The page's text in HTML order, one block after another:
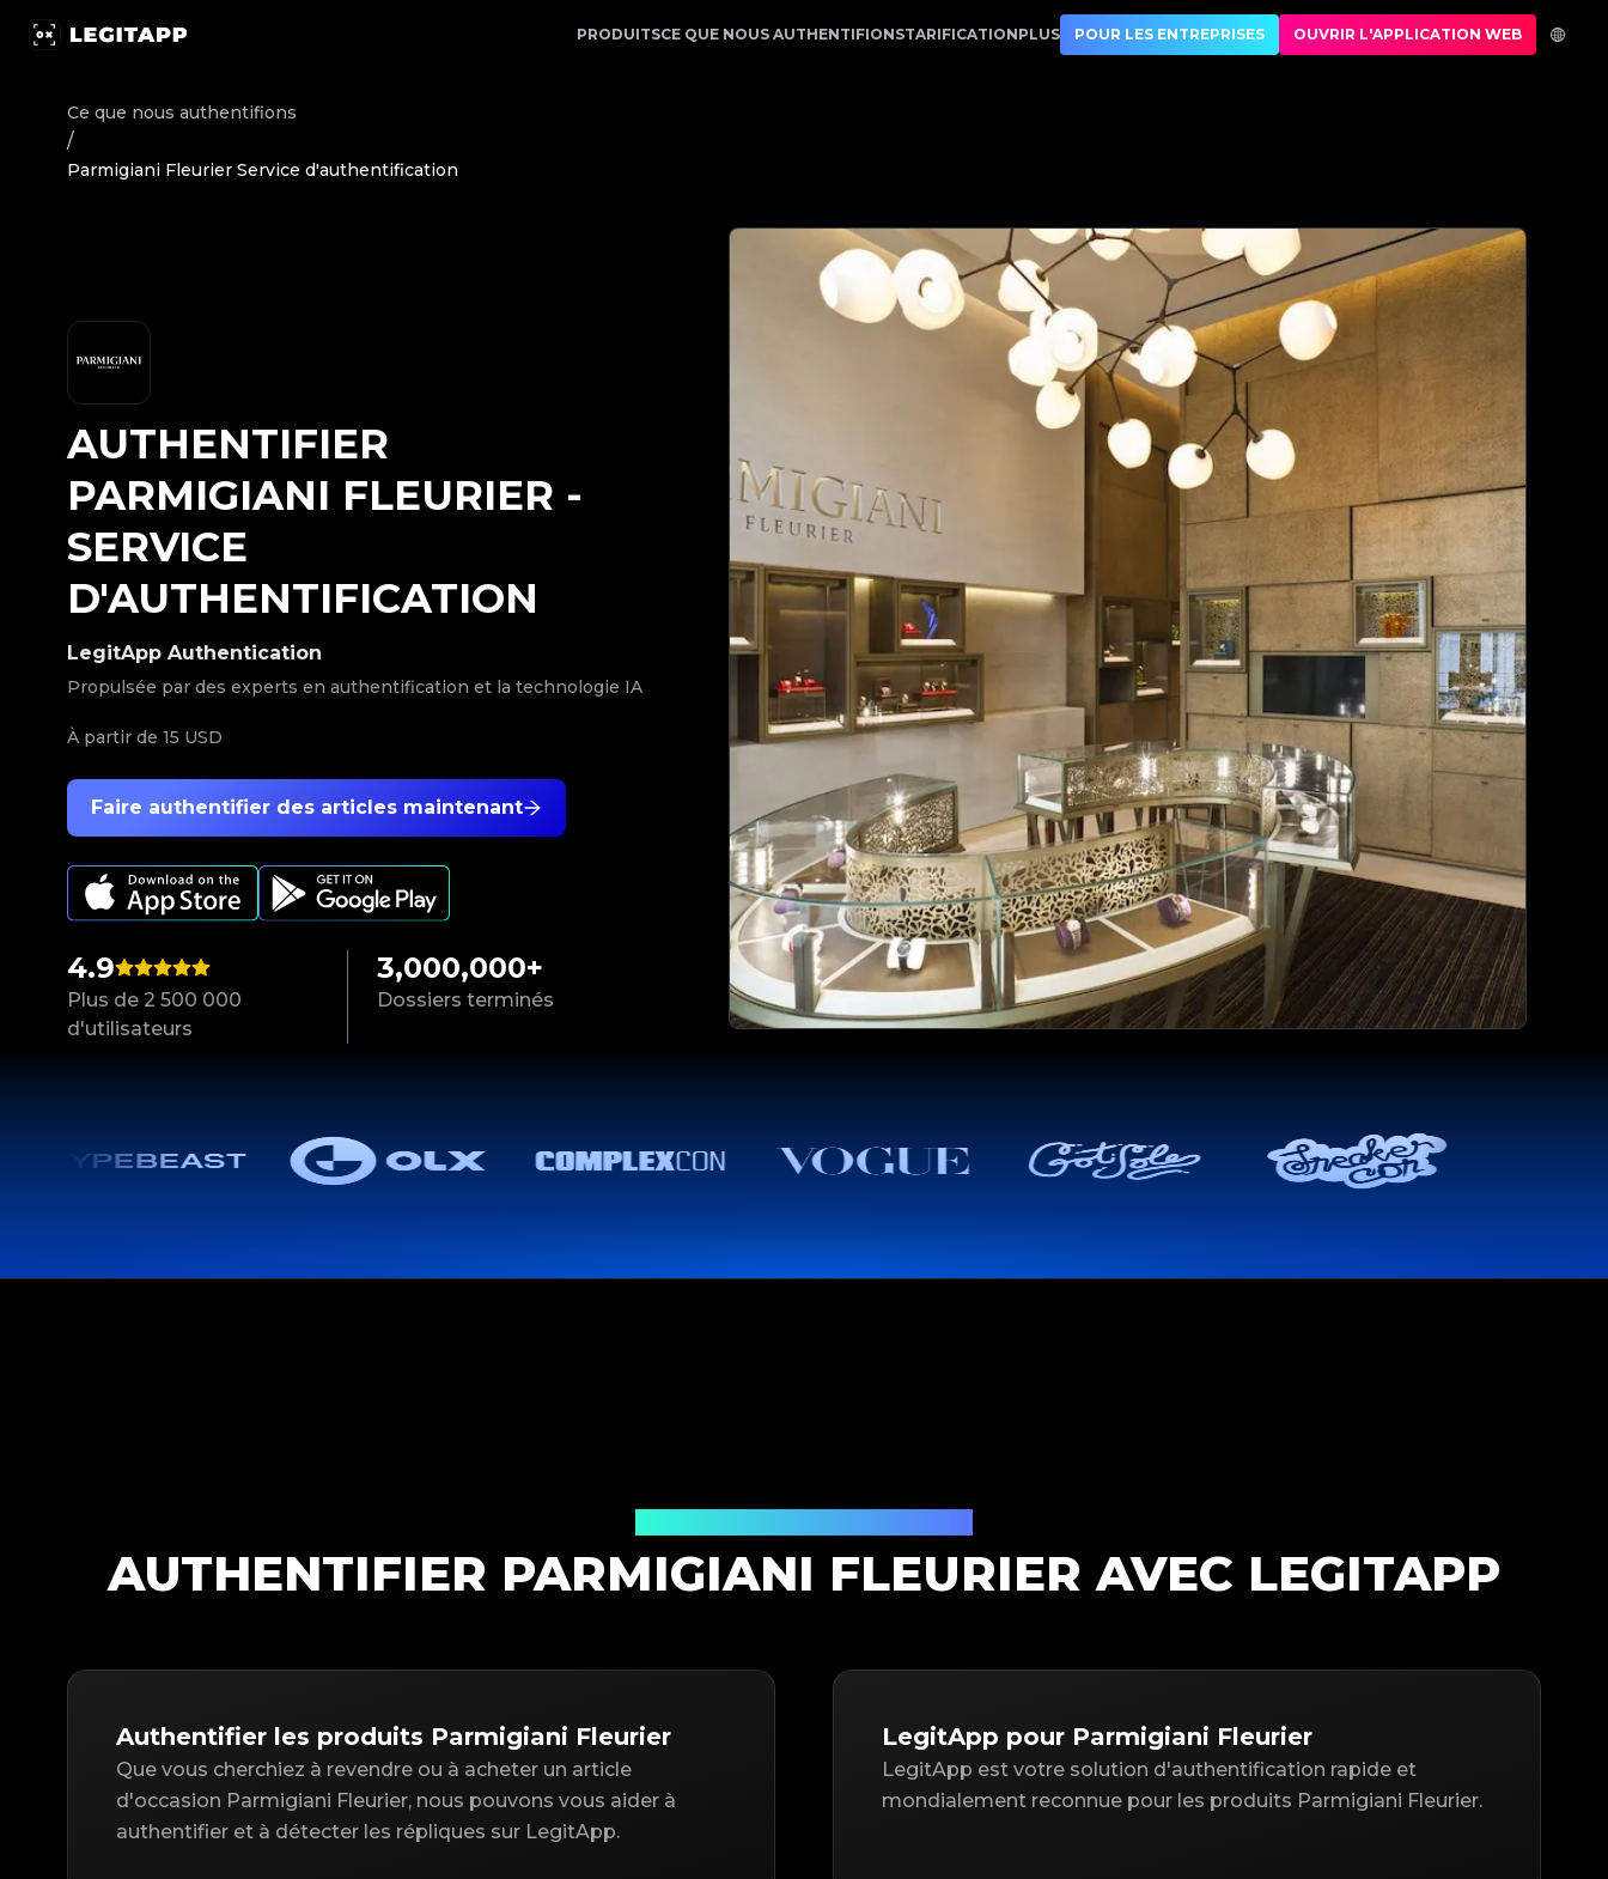
Authentifier Parmigiani Fleurier - Service d'authentification | LegitApp | Votre partenaire de confiance pour l'authentification de luxe | No.1 Best Authentication
PRODUITSCE QUE NOUS AUTHENTIFIONSTARIFICATIONPLUS POUR LES ENTREPRISES OUVRIR L'APPLICATION WEB
Ce que nous authentifions
/
Parmigiani Fleurier Service d'authentification
4.9
Plus de 2 500 000
d'utilisateurs
3,000,000+
Dossiers terminés
Faire authentifier des articles maintenant
LegitApp Authentication
Propulsée par des experts en authentification et la technologie IA
À partir de 15 USD
AUTHENTIFIER
PARMIGIANI FLEURIER -
SERVICE
D'AUTHENTIFICATION
AUTHENTIFIER PARMIGIANI FLEURIER AVEC LEGITAPP
Authentifier les produits Parmigiani Fleurier
Que vous cherchiez à revendre ou à acheter un article
d'occasion Parmigiani Fleurier, nous pouvons vous aider à
authentifier et à détecter les répliques sur LegitApp.
LegitApp pour Parmigiani Fleurier
LegitApp est votre solution d'authentification rapide et
mondialement reconnue pour les produits Parmigiani Fleurier.